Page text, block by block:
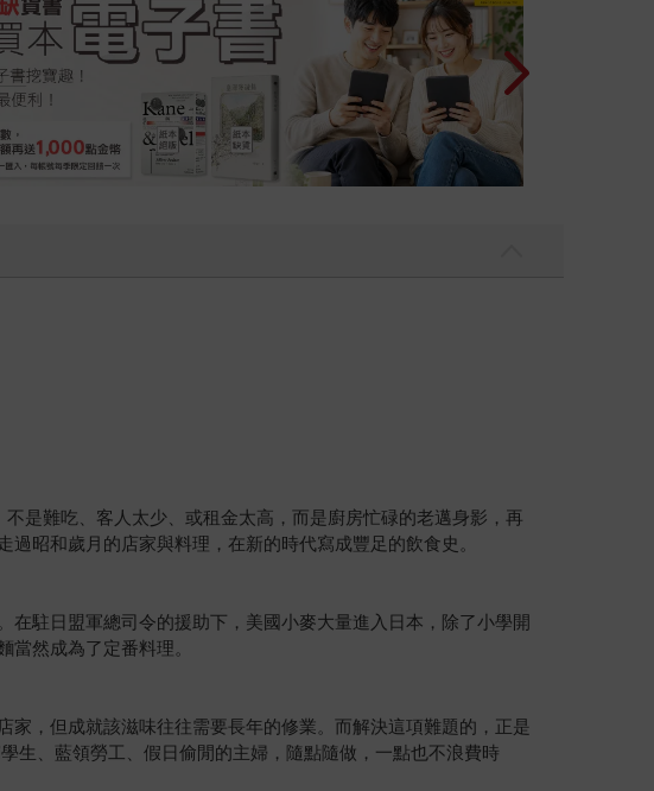
是難吃、客人太少、或租金太高，而是廚房忙碌的老邁身影，再
昭和歲月的店家與料理，在新的時代寫成豐足的飲食史。
駐日盟軍總司令的援助下，美國小麥大量進入日本，除了小學開
當然成為了定番料理。
，但成就該滋味往往需要長年的修業。而解決這項難題的，正是
生、藍領勞工、假日偷閒的主婦，隨點隨做，一點也不浪費時